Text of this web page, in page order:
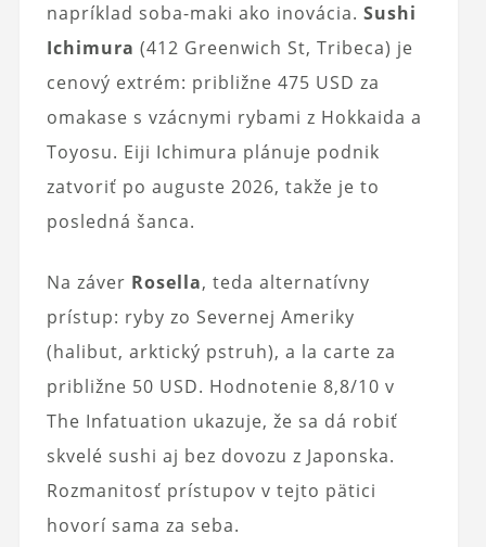
napríklad soba-maki ako inovácia. Sushi
Ichimura (412 Greenwich St, Tribeca) je
cenový extrém: približne 475 USD za
omakase s vzácnymi rybami z Hokkaida a
Toyosu. Eiji Ichimura plánuje podnik
zatvoriť po auguste 2026, takže je to
posledná šanca.
Na záver Rosella, teda alternatívny
prístup: ryby zo Severnej Ameriky
(halibut, arktický pstruh), a la carte za
približne 50 USD. Hodnotenie 8,8/10 v
The Infatuation ukazuje, že sa dá robiť
skvelé sushi aj bez dovozu z Japonska.
Rozmanitosť prístupov v tejto pätici
hovorí sama za seba.